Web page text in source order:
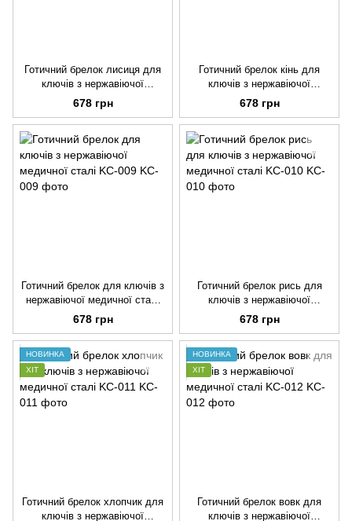
Готичний брелок лисиця для
ключів з нержавіючої
медичної сталі KC-007
678 грн
Готичний брелок кінь для
ключів з нержавіючої
медичної сталі KC-008
678 грн
Готичний брелок для ключів з
нержавіючої медичної сталі
KC-009
678 грн
Готичний брелок рись для
ключів з нержавіючої
медичної сталі KC-010
678 грн
НОВИНКА
ХІТ
Готичний брелок хлопчик для
ключів з нержавіючої
НОВИНКА
ХІТ
Готичний брелок вовк для
ключів з нержавіючої